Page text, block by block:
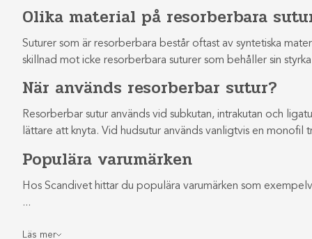
Olika material på resorberbara
Suturer som är resorberbara består oftast av syntetiska
skillnad mot icke resorberbara suturer som behåller sin
När används resorberbar sutur?
Resorberbar sutur används vid subkutan, intrakutan och
lättare att knyta. Vid hudsutur används vanligtvis en monofil
Populära varumärken
Hos Scandivet hittar du populära varumärken som
Läs mer